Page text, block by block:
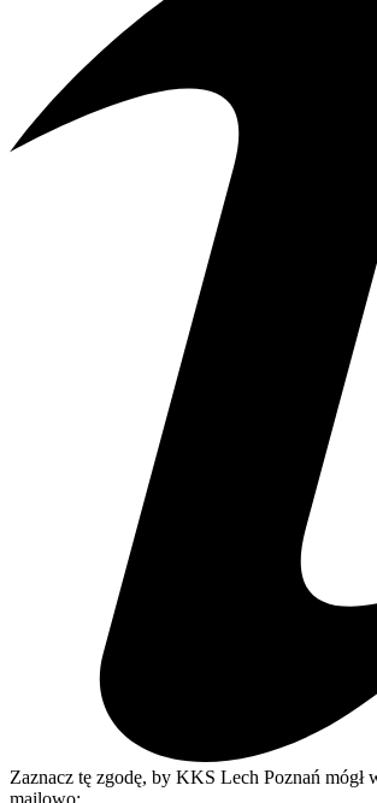
Zaznacz tę zgodę, by KKS Lech Poznań mógł